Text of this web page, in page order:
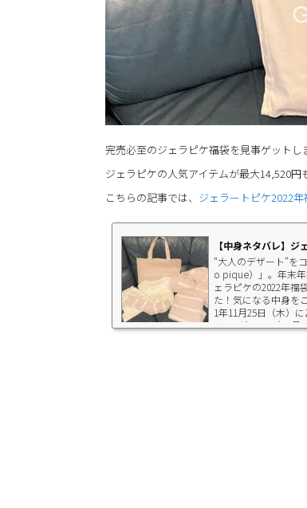
完売必至のジェラピケ福袋を見事ゲットし
ジェラピケの人気アイテムが最大14,520円
こちらの記事では、 ジェラートピケ2022
【中身ネタバレ】
“大人のデザート”を
o pique）」。年末
ェラピケの2022年福
た！気になる中身を
1年11月25日（木）
A＞」が、2022年1月